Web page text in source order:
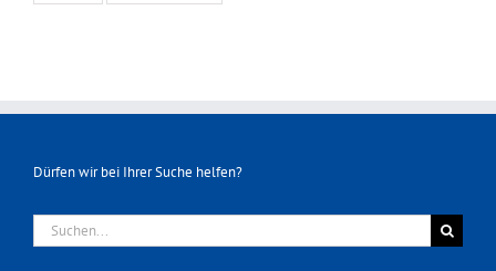
Dürfen wir bei Ihrer Suche helfen?
Suche
nach: